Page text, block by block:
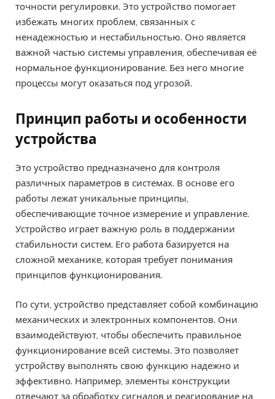
точности регулировки. Это устройство помогает
избежать многих проблем, связанных с
ненадежностью и нестабильностью. Оно является
важной частью системы управления, обеспечивая её
нормальное функционирование. Без него многие
процессы могут оказаться под угрозой.
Принцип работы и особенности
устройства
Это устройство предназначено для контроля
различных параметров в системах. В основе его
работы лежат уникальные принципы,
обеспечивающие точное измерение и управление.
Устройство играет важную роль в поддержании
стабильности систем. Его работа базируется на
сложной механике, которая требует понимания
принципов функционирования.
По сути, устройство представляет собой комбинацию
механических и электронных компонентов. Они
взаимодействуют, чтобы обеспечить правильное
функционирование всей системы. Это позволяет
устройству выполнять свою функцию надежно и
эффективно. Например, элементы конструкции
отвечают за обработку сигналов и реагирование на